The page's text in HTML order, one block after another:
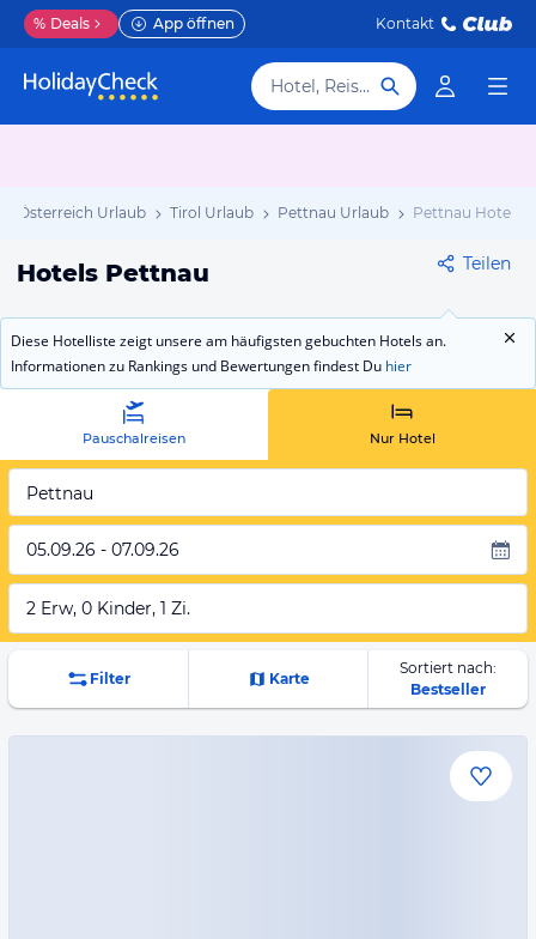
% Deals App öffnen Kontakt
Hotel, Reiseziel
Österreich Urlaub Tirol Urlaub Pettnau Urlaub Pettnau Hotels
Hotels Pettnau Teilen
Diese Hotelliste zeigt unsere am häufigsten gebuchten Hotels an.
Informationen zu Rankings und Bewertungen findest Du hier
Pauschalreisen Nur Hotel
Pettnau
05.09.26 - 07.09.26
2 Erw, 0 Kinder, 1 Zi.
Filter Karte
Sortiert nach:
Bestseller